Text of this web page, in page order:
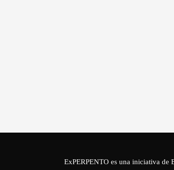
ExPERPENTO es una iniciativa de